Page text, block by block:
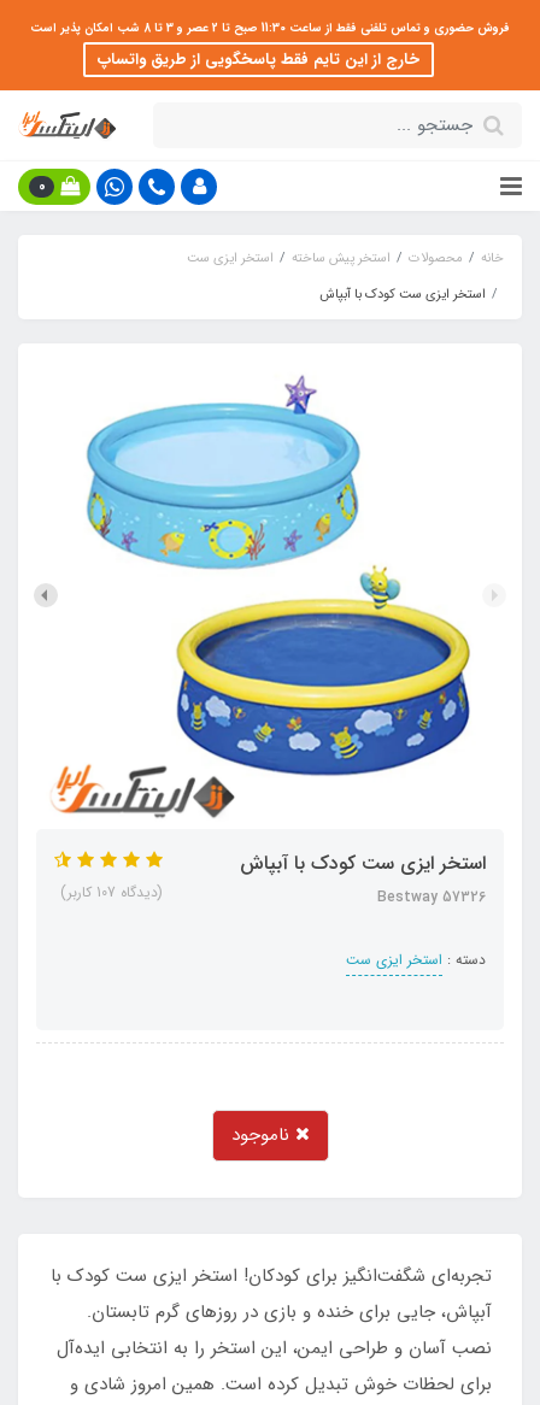
فروش حضوری و تماس تلفنی فقط از ساعت 11:30 صبح تا 2 عصر و 3 تا 8 شب امکان پذیر است
خارج از این تایم فقط پاسخگویی از طریق واتساپ
0
خانه محصولات استخر پیش ساخته
استخر ایزی ست
استخر ایزی ست کودک با آبپاش
استخر ایزی ست کودک با آبپاش
Bestway 57326
دسته : استخر ایزی ست
(دیدگاه 107 کاربر)
ناموجود
تجربه‌ای شگفت‌انگیز برای کودکان! استخر ایزی ست کودک با
آبپاش، جایی برای خنده و بازی در روزهای گرم تابستان.
نصب آسان و طراحی ایمن، این استخر را به انتخابی ایده‌آل
برای لحظات خوش تبدیل کرده است. همین امروز شادی و